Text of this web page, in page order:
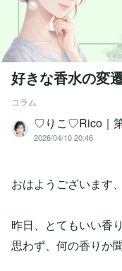
好きな香水の変
コラム
♡りこ♡Rico｜
2026/04/10 20:46
おはようございます
昨日、とてもいい香
思わず、何の香りか